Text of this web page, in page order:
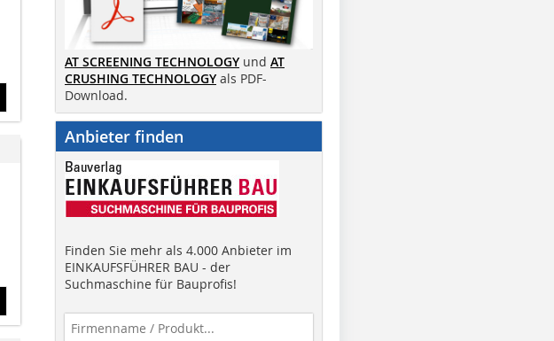
AT SCREENING TECHNOLOGY und AT
CRUSHING TECHNOLOGY als PDF-
Download.
Anbieter finden
Finden Sie mehr als 4.000 Anbieter im
EINKAUFSFÜHRER BAU - der
Suchmaschine für Bauprofis!